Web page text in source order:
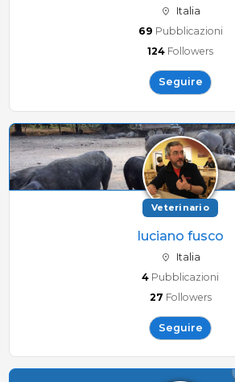
Italia
69 Pubblicazioni
124 Followers
Seguire
Veterinario
luciano fusco
Italia
4 Pubblicazioni
27 Followers
Seguire